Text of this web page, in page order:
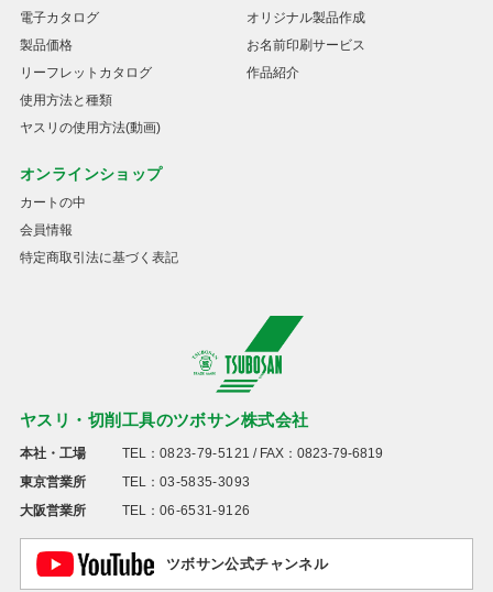
ヤスリ・切削工具のツボサン株式会社
本社・工場 TEL： 0823-79-5121 / FAX：0823-79-6819
東京営業所
TEL： 03-5835-3093
大阪営業所
TEL： 06-6531-9126
ツボサン公式チャンネル
電子カタログ
製品価格
リーフレットカタログ
使用方法と種類
ヤスリの使用方法(動画)
オリジナル製品作成
お名前印刷サービス
作品紹介
オンラインショップ
カートの中
会員情報
特定商取引法に基づく表記